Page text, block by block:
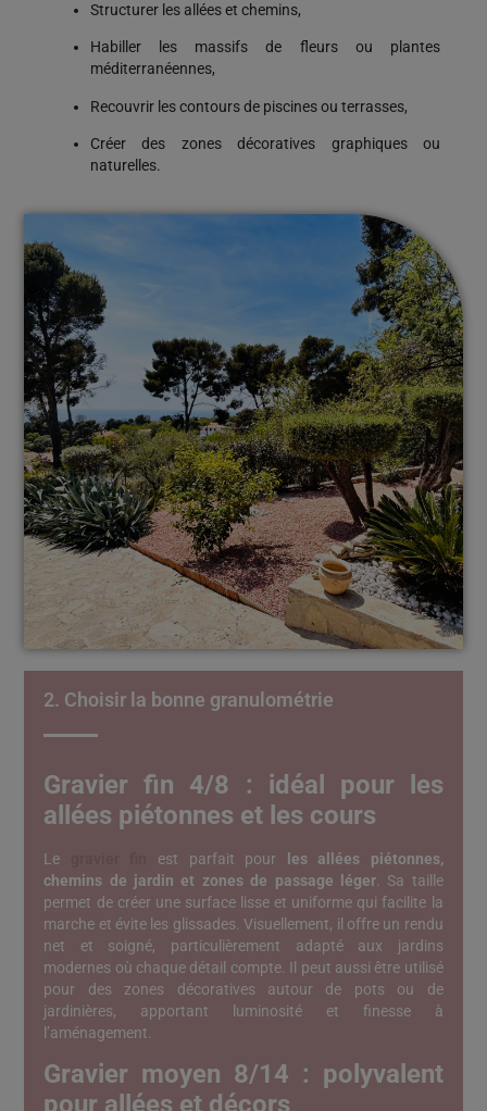
Structurer les allées et chemins,
Habiller les massifs de fleurs ou plantes
méditerranéennes,
Recouvrir les contours de piscines ou terrasses,
Créer des zones décoratives graphiques ou
naturelles.
2. Choisir la bonne granulométrie
Gravier fin 4/8 : idéal pour les
allées piétonnes et les cours
Le est parfait pour
les allées piétonnes,
chemins de jardin et zones de passage léger. Sa taille
permet de créer une surface lisse et uniforme qui facilite la
marche et évite les glissades. Visuellement, il offre un rendu
net et soigné, particulièrement adapté aux jardins
modernes où chaque détail compte. Il peut aussi être utilisé
pour des zones décoratives autour de pots ou de
jardinières, apportant luminosité et finesse à
l’aménagement.
Gravier moyen 8/14 : polyvalent
pour allées et décors